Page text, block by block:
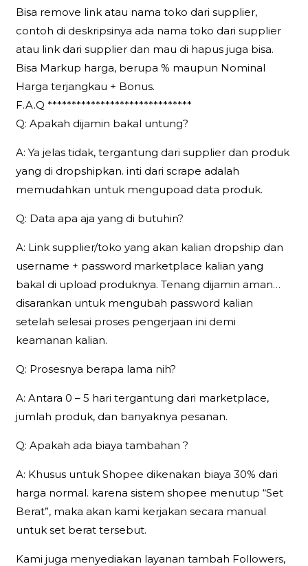
Bisa remove link atau nama toko dari supplier,
contoh di deskripsinya ada nama toko dari supplier
atau link dari supplier dan mau di hapus juga bisa.
Bisa Markup harga, berupa % maupun Nominal
Harga terjangkau + Bonus.
F.A.Q ******************************
Q: Apakah dijamin bakal untung?
A: Ya jelas tidak, tergantung dari supplier dan produk
yang di dropshipkan. inti dari scrape adalah
memudahkan untuk mengupoad data produk.
Q: Data apa aja yang di butuhin?
A: Link supplier/toko yang akan kalian dropship dan
username + password marketplace kalian yang
bakal di upload produknya. Tenang dijamin aman…
disarankan untuk mengubah password kalian
setelah selesai proses pengerjaan ini demi
keamanan kalian.
Q: Prosesnya berapa lama nih?
A: Antara 0 – 5 hari tergantung dari marketplace,
jumlah produk, dan banyaknya pesanan.
Q: Apakah ada biaya tambahan ?
A: Khusus untuk Shopee dikenakan biaya 30% dari
harga normal. karena sistem shopee menutup “Set
Berat”, maka akan kami kerjakan secara manual
untuk set berat tersebut.
Kami juga menyediakan layanan tambah Followers,